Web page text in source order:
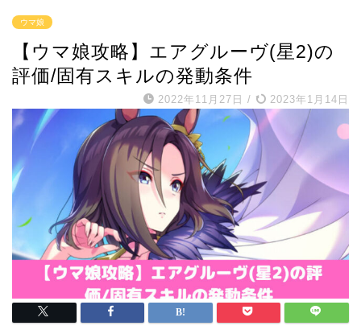
ウマ娘
【ウマ娘攻略】エアグルーヴ(星2)の
評価/固有スキルの発動条件
2022年11月27日 / 2023年1月14日